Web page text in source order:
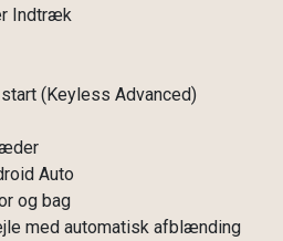
Indtræk
(Keyless Advanced)
Auto
og bag
med automatisk afblænding